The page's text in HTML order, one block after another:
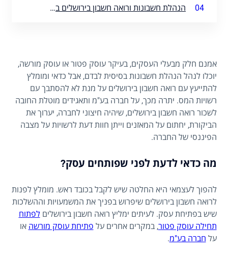
04 הנהלת חשבונות ורואה חשבון בירושלים במיקור חוץ
אמנם חלק מבעלי העסקים, בעיקר עוסק פטור או עוסק מורשה,
יוכלו לנהל הנהלת חשבונות בסיסית לבדם, אבל כדאי ומומלץ
להתייעץ עם רואה חשבון בירושלים על מנת לא להסתבך עם
רשויות המס. יתרה מכך, על חברה בע"מ ותאגידים מוטלת החובה
לשכור רואה חשבון בירושלים, שיהיה חיצוני לחברה, יערוך את
הביקורת, יחתום על המאזנים וייתן חוות דעת לרשויות על מצבה
הפיננסי של החברה.
מה כדאי לדעת לפני שפותחים עסק?
להפוך לעצמאי היא החלטה שיש לקבל בכובד ראש. מומלץ לפנות
לרואה חשבון בירושלים שיפרוש בפניך את המשמעויות וההשלכות
שיש בפתיחת עסק. לעיתים ימליץ רואה חשבון בירושליםלפתוח
תחילה עוסק פטור, במקרים אחרים על פתיחת עוסק מורשה או
על חברה בע"מ.